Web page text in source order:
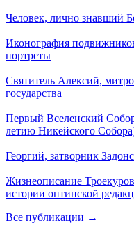
Человек, лично знавший
Иконография
портреты
Святитель Алексий,
государства
Первый Вселенский
летию Никейского
Георгий, затворник
Жизнеописание
истории оптинской
Все публикации →